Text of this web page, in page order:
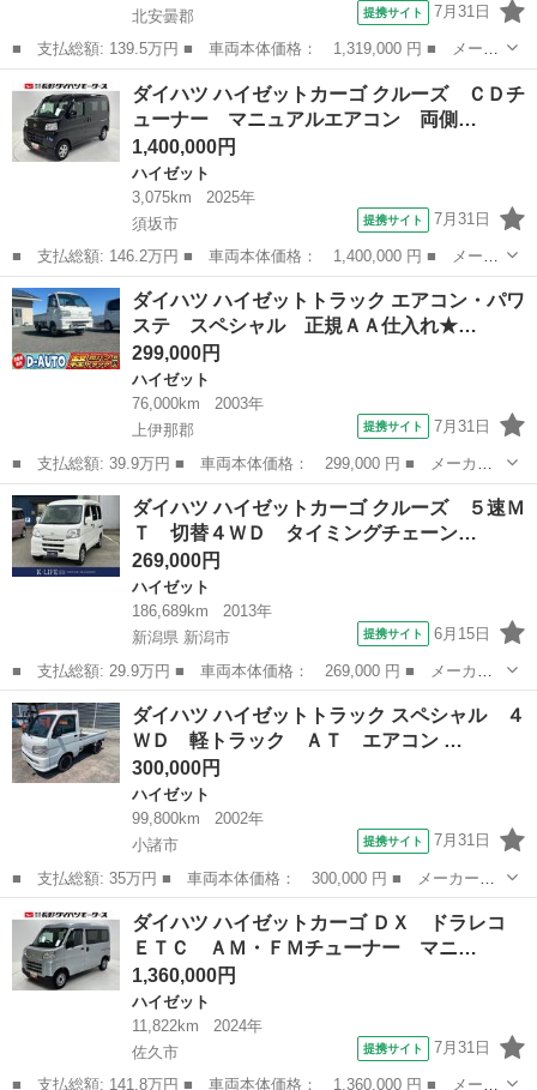
北安曇郡
提携サイト 7月31日
■ 支払総額: 139.5万円 ■ 車両本体価格： 1,319,000 円 ■ メーカ
ー名： ダイハツ ■ 車種名： ハイゼットカーゴ ■ グレード
名： ＤＸ ４ＷＤ ＡＭ／ＦＭラジオ マニュアルエアコン パ
ワーステアリ...
長野 北安曇郡 ハイゼット
ダイハツ ハイゼットカーゴ クルーズ ＣＤチ
ューナー マニュアルエアコン 両側…
1,400,000円
ハイゼット
3,075km
2025年
須坂市
提携サイト 7月31日
■ 支払総額: 146.2万円 ■ 車両本体価格： 1,400,000 円 ■ メーカ
ー名： ダイハツ ■ 車種名： ハイゼットカーゴ ■ グレード
名： クルーズ ＣＤチューナー マニュアルエアコン 両側スライ
ドドア 電子...
長野 須坂市 ハイゼット
ダイハツ ハイゼットトラック エアコン・パワ
ステ スペシャル 正規ＡＡ仕入れ★…
299,000円
ハイゼット
76,000km
2003年
上伊那郡
提携サイト 7月31日
■ 支払総額: 39.9万円 ■ 車両本体価格： 299,000 円 ■ メーカー
名： ダイハツ ■ 車種名： ハイゼットトラック ■ グレード
名： エアコン・パワステ スペシャル 正規ＡＡ仕入れ★４ＷＤ★
マニュアル★エア...
長野 上伊那郡 ハイゼット
ダイハツ ハイゼットカーゴ クルーズ ５速Ｍ
Ｔ 切替４ＷＤ タイミングチェーン…
269,000円
ハイゼット
186,689km
2013年
新潟県 新潟市
提携サイト 6月15日
■ 支払総額: 29.9万円 ■ 車両本体価格： 269,000 円 ■ メーカー
名： ダイハツ ■ 車種名： ハイゼットカーゴ ■ グレード名：
クルーズ ５速ＭＴ 切替４ＷＤ タイミングチェーン 社外ＣＤ
前席パワーウ...
新潟 新潟市 ハイゼット
ダイハツ ハイゼットトラック スペシャル ４
ＷＤ 軽トラック ＡＴ エアコン …
300,000円
ハイゼット
99,800km
2002年
小諸市
提携サイト 7月31日
■ 支払総額: 35万円 ■ 車両本体価格： 300,000 円 ■ メーカー
名： ダイハツ ■ 車種名： ハイゼットトラック ■ グレード
名： スペシャル ４ＷＤ 軽トラック ＡＴ エアコン ■ 排気
量： 660cc ■...
長野 小諸市 ハイゼット
ダイハツ ハイゼットカーゴ ＤＸ ドラレコ
ＥＴＣ ＡＭ・ＦＭチューナー マニ…
1,360,000円
ハイゼット
11,822km
2024年
佐久市
提携サイト 7月31日
■ 支払総額: 141.8万円 ■ 車両本体価格： 1,360,000 円 ■ メーカ